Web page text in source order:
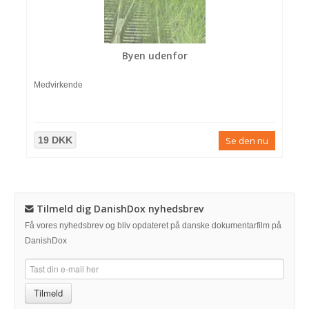
Byen udenfor
Medvirkende
19 DKK Se den nu
Tilmeld dig DanishDox nyhedsbrev
Få vores nyhedsbrev og bliv opdateret på danske dokumentarfilm på
DanishDox
Tilmeld